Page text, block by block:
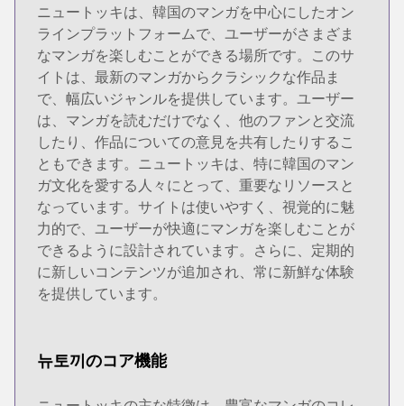
ニュートッキは、韓国のマンガを中心にしたオン
ラインプラットフォームで、ユーザーがさまざま
なマンガを楽しむことができる場所です。このサ
イトは、最新のマンガからクラシックな作品ま
で、幅広いジャンルを提供しています。ユーザー
は、マンガを読むだけでなく、他のファンと交流
したり、作品についての意見を共有したりするこ
ともできます。ニュートッキは、特に韓国のマン
ガ文化を愛する人々にとって、重要なリソースと
なっています。サイトは使いやすく、視覚的に魅
力的で、ユーザーが快適にマンガを楽しむことが
できるように設計されています。さらに、定期的
に新しいコンテンツが追加され、常に新鮮な体験
を提供しています。
뉴토끼のコア機能